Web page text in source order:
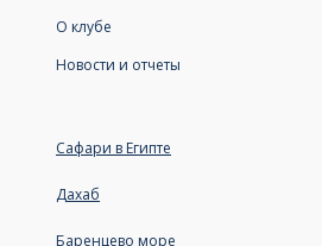
О клубе
Новости и отчеты
Сафари в Египте
Дахаб
Баренцево море